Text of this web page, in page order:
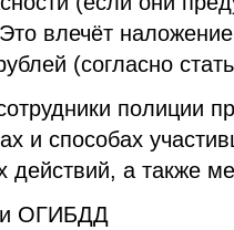
влечёт
(согласно
полиции
и способах
действий, а также
ОГИБДД